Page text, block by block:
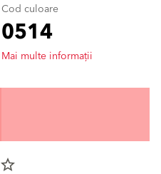
Cod culoare
0514
Mai multe informații
star_border